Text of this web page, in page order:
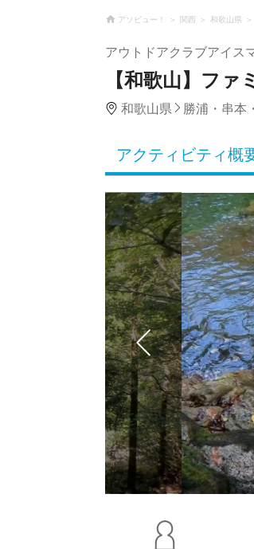
アソビュー！ 関西 和歌山県
アウトドアクラブアイス
【和歌山】フ
和歌山県 勝浦・串本
アクティビティ概